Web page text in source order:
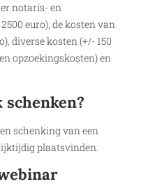
notaris- en
euro), de kosten van
diverse kosten (+/- 150
opzoekingskosten) en
schenking van een
plaatsvinden.